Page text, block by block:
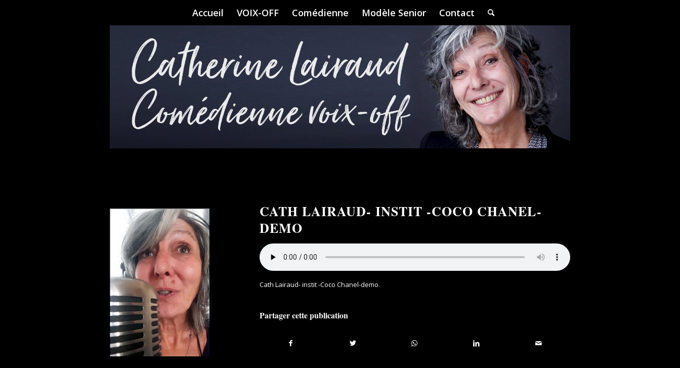
Accueil VOIX-OFF Comédienne Modèle Senior Contact
CATH LAIRAUD- INSTIT -COCO CHANEL-
DEMO
Cath Lairaud- instit -Coco Chanel-demo.
Partager cette publication